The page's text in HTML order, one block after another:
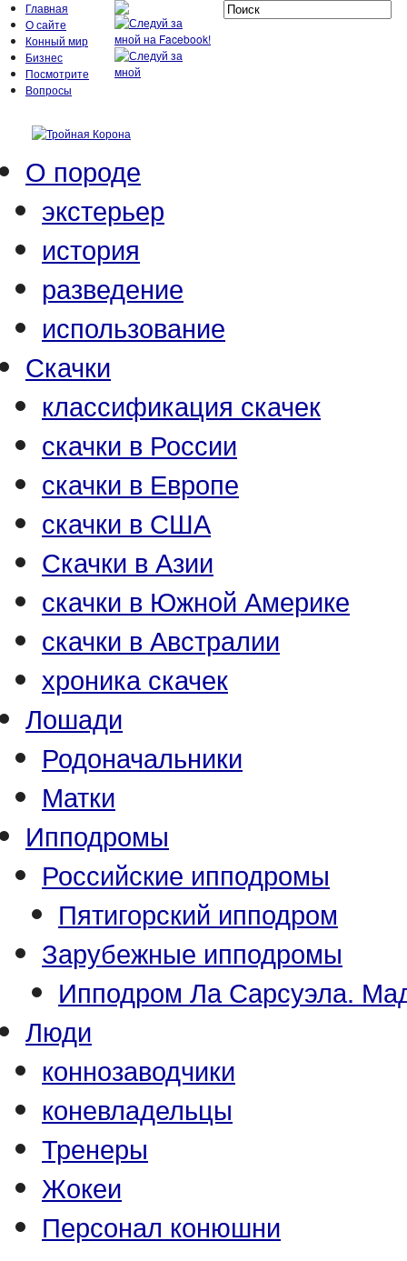
Главная
О сайте
Конный мир
Бизнес
Посмотрите
Вопросы
О породе
экстерьер
история
разведение
использование
Скачки
классификация скачек
скачки в России
скачки в Европе
скачки в США
Скачки в Азии
скачки в Южной Америке
скачки в Австралии
хроника скачек
Лошади
Родоначальники
Матки
Ипподромы
Российские ипподромы
Пятигорский ипподром
Зарубежные ипподромы
Ипподром Ла Сарсуэла.
Люди
коннозаводчики
коневладельцы
Тренеры
Жокеи
Персонал конюшни